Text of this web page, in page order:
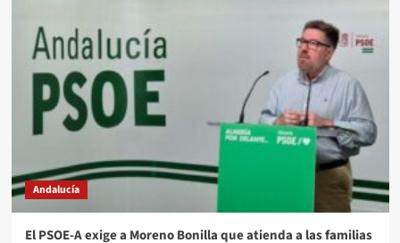
Andalucía
El PSOE-A exige a Moreno Bonilla que atienda a las familias